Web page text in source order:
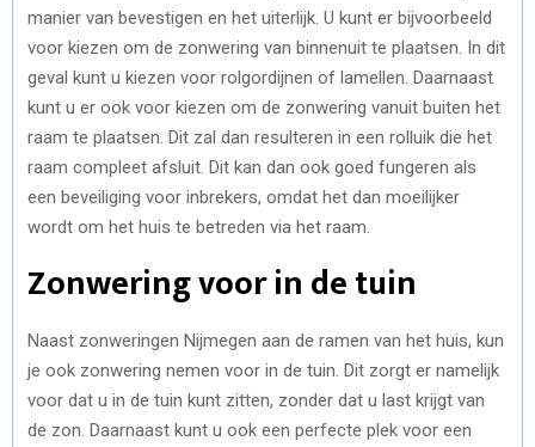
manier van bevestigen en het uiterlijk. U kunt er bijvoorbeeld
voor kiezen om de zonwering van binnenuit te plaatsen. In dit
geval kunt u kiezen voor rolgordijnen of lamellen. Daarnaast
kunt u er ook voor kiezen om de zonwering vanuit buiten het
raam te plaatsen. Dit zal dan resulteren in een rolluik die het
raam compleet afsluit. Dit kan dan ook goed fungeren als
een beveiliging voor inbrekers, omdat het dan moeilijker
wordt om het huis te betreden via het raam.
Zonwering voor in de tuin
Naast zonweringen Nijmegen aan de ramen van het huis, kun
je ook zonwering nemen voor in de tuin. Dit zorgt er namelijk
voor dat u in de tuin kunt zitten, zonder dat u last krijgt van
de zon. Daarnaast kunt u ook een perfecte plek voor een